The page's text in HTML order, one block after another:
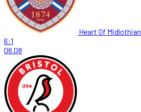
Heart Of Midlothian
6:1
06.08